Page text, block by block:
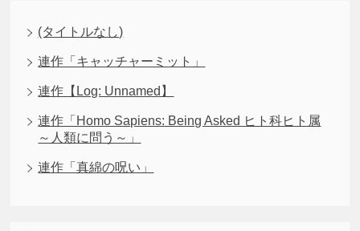
(タイトルなし)
連作「キャッチャーミット」
連作【Log: Unnamed】
連作「Homo Sapiens: Being Asked ヒト科ヒト属
～人類に問う～」
連作「真綿の呪い」